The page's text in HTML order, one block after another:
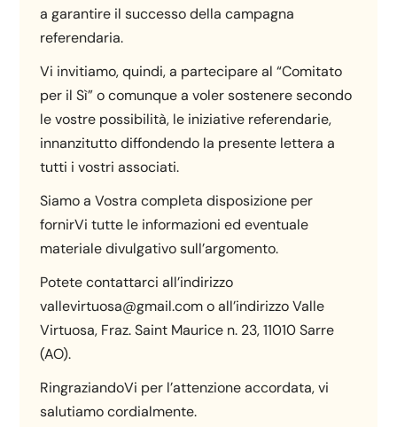
a garantire il successo della campagna
referendaria.
Vi invitiamo, quindi, a partecipare al “Comitato
per il Sì” o comunque a voler sostenere secondo
le vostre possibilità, le iniziative referendarie,
innanzitutto diffondendo la presente lettera a
tutti i vostri associati.
Siamo a Vostra completa disposizione per
fornirVi tutte le informazioni ed eventuale
materiale divulgativo sull’argomento.
Potete contattarci all’indirizzo
vallevirtuosa@gmail.com o all’indirizzo Valle
Virtuosa, Fraz. Saint Maurice n. 23, 11010 Sarre
(AO).
RingraziandoVi per l’attenzione accordata, vi
salutiamo cordialmente.